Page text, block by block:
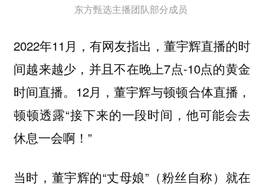
东方甄选主播团队部分成员
2022年11月，有网友指出，董宇辉直播的时
间越来越少，并且不在晚上7点-10点的黄金
时间直播。12月，董宇辉与顿顿合体直播，
顿顿透露“接下来的一段时间，他可能会去
休息一会啊！”
当时，董宇辉的“丈母娘”（粉丝自称）就在